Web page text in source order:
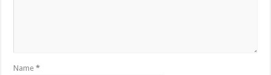
Name*